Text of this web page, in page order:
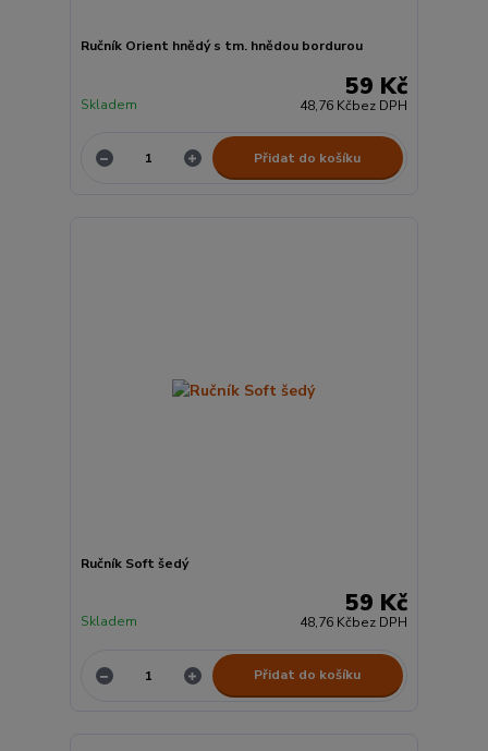
Ručník Orient hnědý s tm. hnědou bordurou
59 Kč
48,76 Kčbez DPH
Skladem
Přidat do košíku
Ručník Soft šedý
59 Kč
48,76 Kčbez DPH
Skladem
Přidat do košíku